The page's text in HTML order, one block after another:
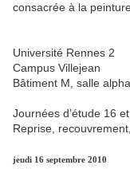
consacrée à la
Université Rennes 2
Campus Villejean
Bâtiment M, salle
Journées dʼétude 16
Reprise,
jeudi 16 septembre 2010